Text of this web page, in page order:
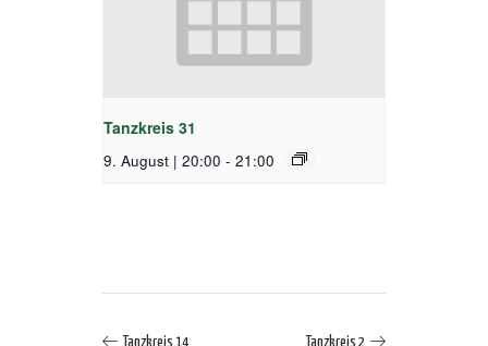
Tanzkreis 31
9. August | 20:00 - 21:00
Tanzkreis 14 Tanzkreis 2